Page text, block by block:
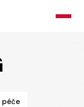
péče